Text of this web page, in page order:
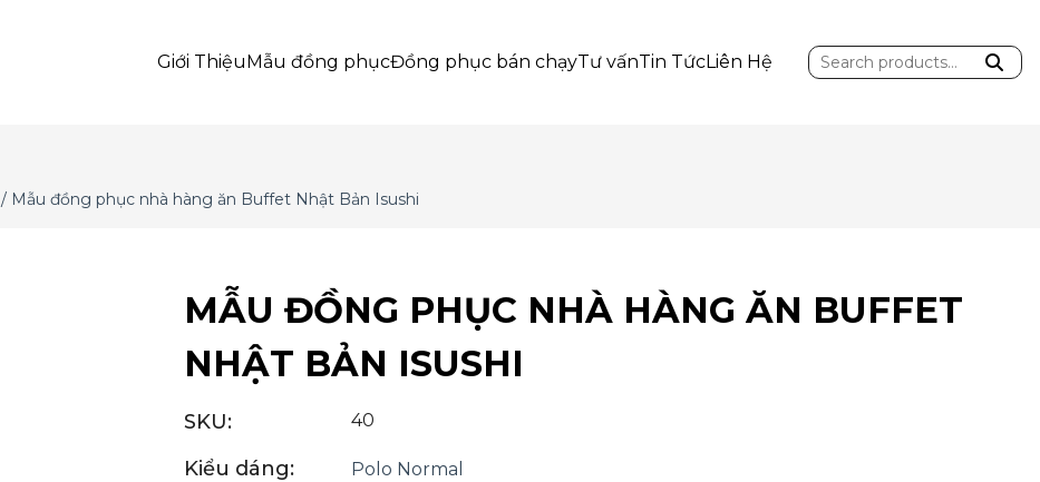
Giới ThiệuMẫu đồng phụcĐồng phục bán chạyTư vấnTin TứcLiên Hệ
Search
for:
/ Mẫu đồng phục nhà hàng ăn Buffet Nhật Bản Isushi
MẪU ĐỒNG PHỤC NHÀ HÀNG ĂN BUFFET
NHẬT BẢN ISUSHI
SKU: 40
Kiểu dáng: Polo Normal